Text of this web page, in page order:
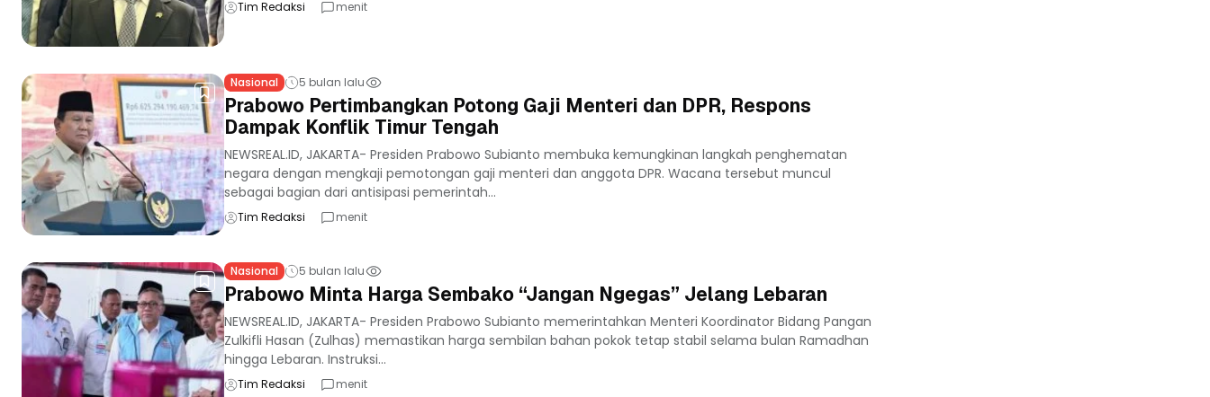
Tim Redaksi menit
Nasional 5 bulan lalu
Prabowo Pertimbangkan Potong Gaji Menteri dan DPR, Respons
Dampak Konflik Timur Tengah
NEWSREAL.ID, JAKARTA- Presiden Prabowo Subianto membuka kemungkinan langkah penghematan
negara dengan mengkaji pemotongan gaji menteri dan anggota DPR. Wacana tersebut muncul
sebagai bagian dari antisipasi pemerintah...
Tim Redaksi menit
Nasional 5 bulan lalu
Prabowo Minta Harga Sembako “Jangan Ngegas” Jelang Lebaran
NEWSREAL.ID, JAKARTA- Presiden Prabowo Subianto memerintahkan Menteri Koordinator Bidang Pangan
Zulkifli Hasan (Zulhas) memastikan harga sembilan bahan pokok tetap stabil selama bulan Ramadhan
hingga Lebaran. Instruksi...
Tim Redaksi menit